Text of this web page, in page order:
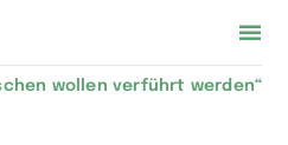
wollen verführt werden“